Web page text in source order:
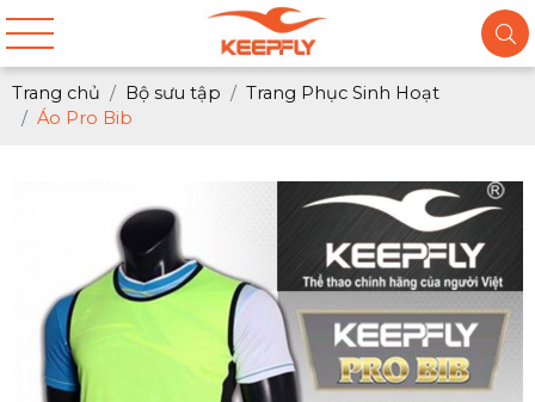
Trang chủ Bộ sưu tập
Trang Phục Sinh Hoạt
Áo Pro Bib